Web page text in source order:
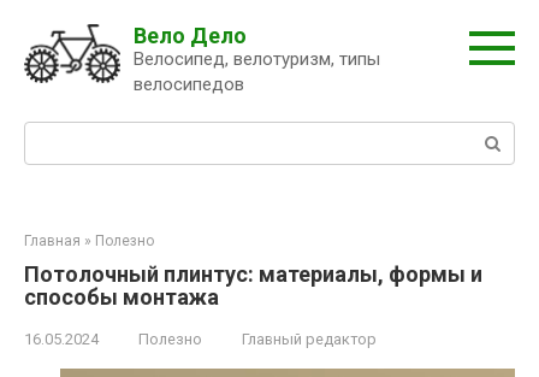
контенту
Вело Дело
Велосипед, велотуризм, типы
велосипедов
Главная » Полезно
Потолочный плинтус: материалы, формы и
способы монтажа
16.05.2024 Полезно Главный редактор